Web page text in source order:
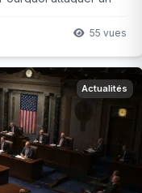
militaires...55 vues
Actualités